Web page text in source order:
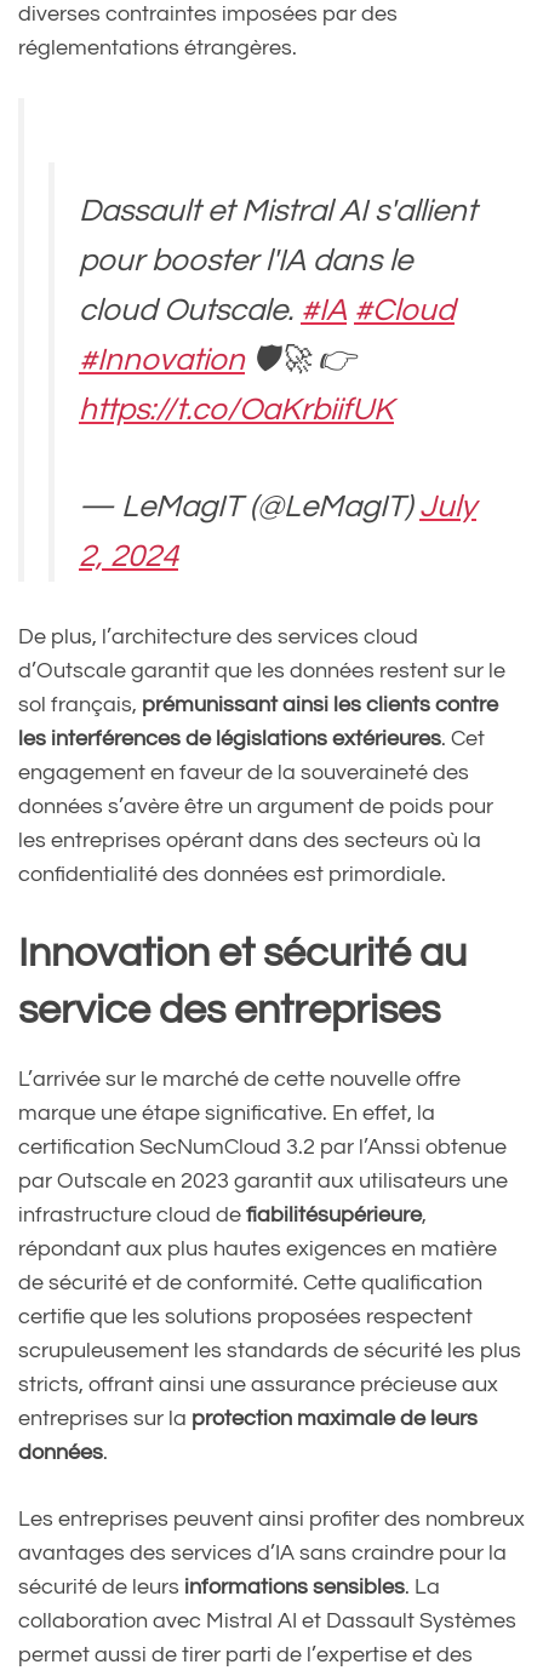
diverses contraintes imposées par des
réglementations étrangères.
Dassault et Mistral AI s'allient
pour booster l'IA dans le
cloud Outscale. #IA #Cloud
#Innovation🛡️🚀 👉
https://t.co/OaKrbiifUK
— LeMagIT (@LeMagIT)July
2, 2024
De plus, l’architecture des services cloud
d’Outscale garantit que les données restent sur le
sol français, prémunissant ainsi les clients contre
les interférences de législations extérieures. Cet
engagement en faveur de la souveraineté des
données s’avère être un argument de poids pour
les entreprises opérant dans des secteurs où la
confidentialité des données est primordiale.
Innovation et sécurité au
service des entreprises
L’arrivée sur le marché de cette nouvelle offre
marque une étape significative. En effet, la
certification SecNumCloud 3.2 par l’Anssi obtenue
par Outscale en 2023 garantit aux utilisateurs une
infrastructure cloud de fiabilitésupérieure,
répondant aux plus hautes exigences en matière
de sécurité et de conformité. Cette qualification
certifie que les solutions proposées respectent
scrupuleusement les standards de sécurité les plus
stricts, offrant ainsi une assurance précieuse aux
entreprises sur la protection maximale de leurs
données.
Les entreprises peuvent ainsi profiter des nombreux
avantages des services d’IA sans craindre pour la
sécurité de leurs informations sensibles. La
collaboration avec Mistral AI et Dassault Systèmes
permet aussi de tirer parti de l’expertise et des